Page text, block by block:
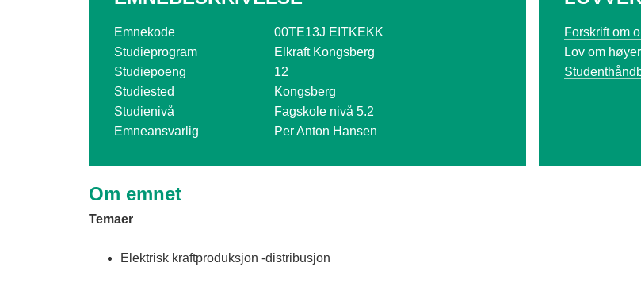
n
Emnekode
00TE13J EITKEKK
Studieprogram
Elkraft Kongsberg
Studiepoeng
12
Studiested
Kongsberg
Studienivå
Fagskole nivå 5.2
Emneansvarlig
Per Anton Hansen
Forskrift om
Lov om
Om emnet
Temaer
Elektrisk kraftproduksjon -distribusjon